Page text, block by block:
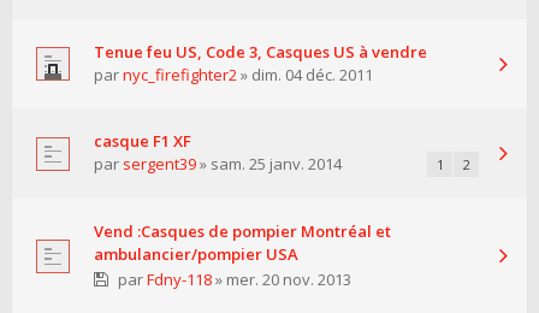
Tenue feu US, Code 3, Casques US à vendre
parnyc_firefighter2» dim. 04 déc. 2011
casque F1 XF
par sergent39» sam. 25 janv. 2014 1 2
Vend :Casques de pompier Montréal et
ambulancier/pompier USA
parFdny-118» mer. 20 nov. 2013